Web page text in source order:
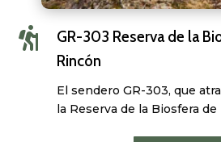

GR-303 Reserva de la
Rincón
El sendero GR-303, que
la Reserva de la Biosfera